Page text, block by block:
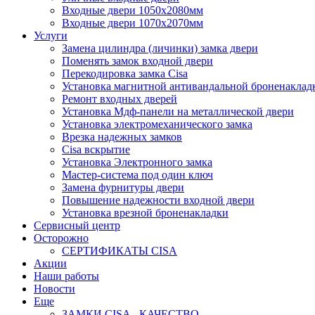
Входные двери 1050х2080мм
Входные двери 1070х2070мм
Услуги
Замена цилиндра (личинки) замка двери
Поменять замок входной двери
Перекодировка замка Cisa
Установка магнитной антивандальной
Ремонт входных дверей
Установка Мдф-панели на металлической двери
Установка электромеханического замка
Врезка надежных замков
Сisa вскрытие
Установка Электронного замка
Мастер-система под один ключ
Замена фурнитуры двери
Повышение надежности входной двери
Установка врезной броненакладки
Сервисный центр
Осторожно
СЕРТИФИКАТЫ CISA
Акции
Наши работы
Новости
Еще